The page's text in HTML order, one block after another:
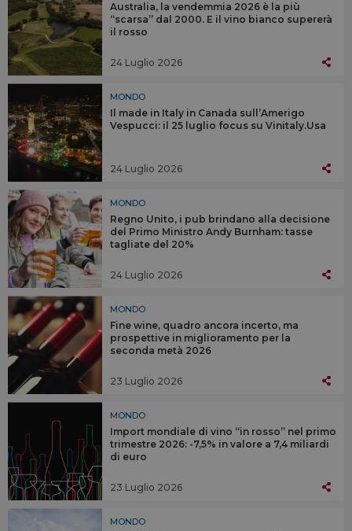
Australia, la vendemmia 2026 è la più
“scarsa” dal 2000. E il vino bianco supererà
il rosso
24 Luglio 2026
MONDO
Il made in Italy in Canada sull’Amerigo
Vespucci: il 25 luglio focus su Vinitaly.Usa
24 Luglio 2026
MONDO
Regno Unito, i pub brindano alla decisione
del Primo Ministro Andy Burnham: tasse
tagliate del 20%
24 Luglio 2026
MONDO
Fine wine, quadro ancora incerto, ma
prospettive in miglioramento per la
seconda metà 2026
23 Luglio 2026
MONDO
Import mondiale di vino “in rosso” nel primo
trimestre 2026: -7,5% in valore a 7,4 miliardi
di euro
23 Luglio 2026
MONDO